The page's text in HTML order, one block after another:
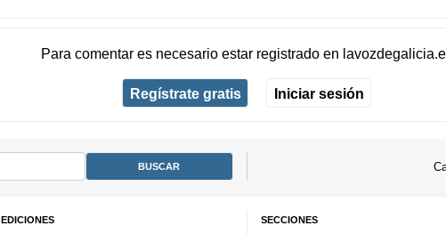
Para comentar es necesario estar registradoen
Regístrate gratis Iniciar sesión
EDICIONES SECCIONES